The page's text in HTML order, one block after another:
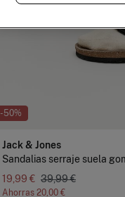
-50%
Jack & Jones
Sandalias serraje suela
19,99 € 39,99 €
Ahorras 20,00 €